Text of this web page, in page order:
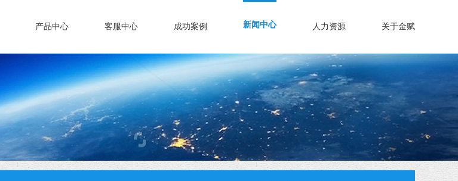
产品中心 客服中心 成功案例 新闻中心 人力资源 关于金赋